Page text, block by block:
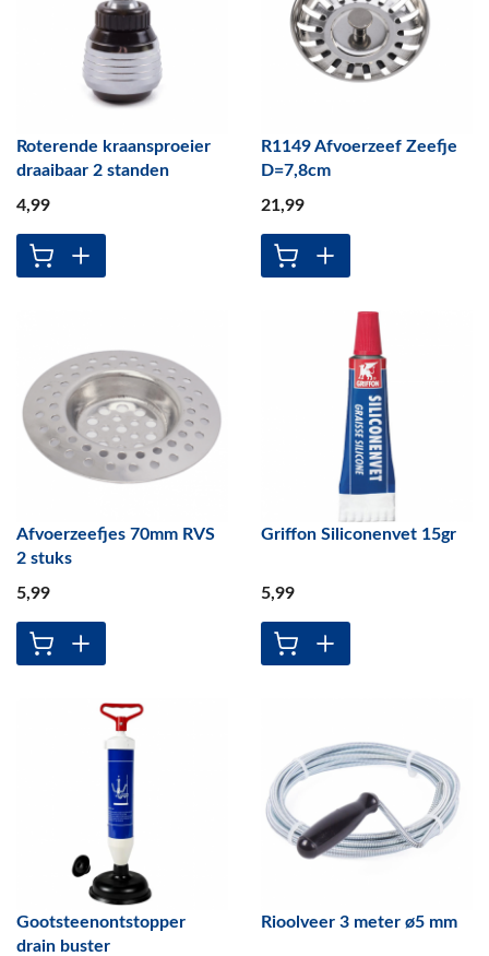
Roterende kraansproeier
draaibaar 2 standen
4,99
R1149 Afvoerzeef Zeefje
D=7,8cm
21,99
Afvoerzeefjes 70mm RVS
2 stuks
5,99
Griffon Siliconenvet 15gr
5,99
Gootsteenontstopper
drain buster
Rioolveer 3 meter ø5 mm